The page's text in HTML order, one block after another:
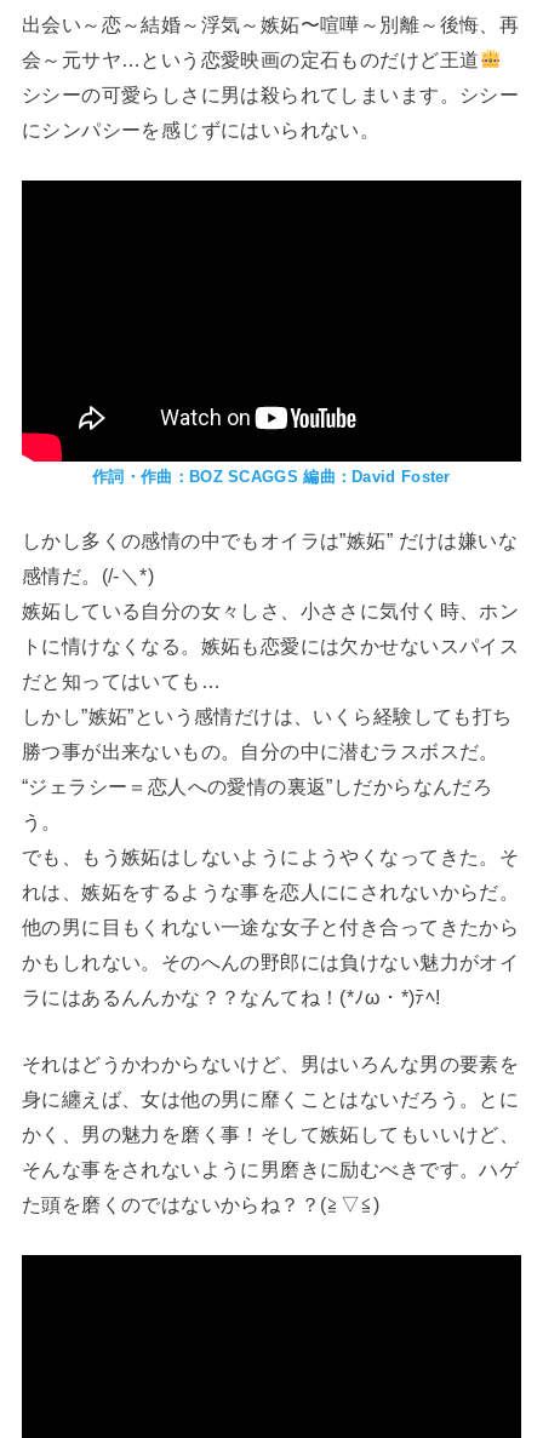
出会い～恋～結婚～浮気～嫉妬〜喧嘩～別離～後悔、再
会～元サヤ…という恋愛映画の定石ものだけど王道
シシーの可愛らしさに男は殺られてしまいます。シシー
にシンパシーを感じずにはいられない。
作詞・作曲：BOZ SCAGGS 編曲：David Foster
しかし多くの感情の中でもオイラは”嫉妬” だけは嫌いな
感情だ。(/-＼*)
嫉妬している自分の女々しさ、小ささに気付く時、ホン
トに情けなくなる。嫉妬も恋愛には欠かせないスパイス
だと知ってはいても…
しかし”嫉妬”という感情だけは、いくら経験しても打ち
勝つ事が出来ないもの。自分の中に潜むラスボスだ。
“ジェラシー＝恋人への愛情の裏返”しだからなんだろ
う。
でも、もう嫉妬はしないようにようやくなってきた。そ
れは、嫉妬をするような事を恋人ににされないからだ。
他の男に目もくれない一途な女子と付き合ってきたから
かもしれない。そのへんの野郎には負けない魅力がオイ
ラにはあるんんかな？？なんてね！(*ﾉω・*)ﾃﾍ!
それはどうかわからないけど、男はいろんな男の要素を
身に纏えば、女は他の男に靡くことはないだろう。とに
かく、男の魅力を磨く事！そして嫉妬してもいいけど、
そんな事をされないように男磨きに励むべきです。ハゲ
た頭を磨くのではないからね？？(⁠≧⁠▽⁠≦⁠)